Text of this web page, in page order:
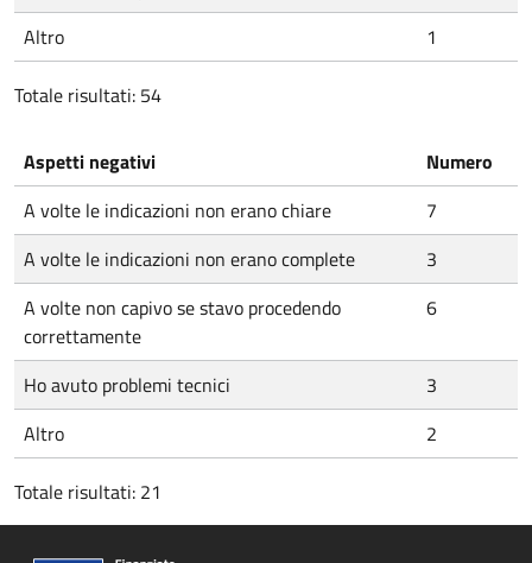
Altro
1
Totale risultati: 54
Aspetti negativi
Numero
A volte le indicazioni non erano chiare
7
A volte le indicazioni non erano complete
3
A volte non capivo se stavo procedendo
correttamente
6
Ho avuto problemi tecnici
3
Altro
2
Totale risultati: 21